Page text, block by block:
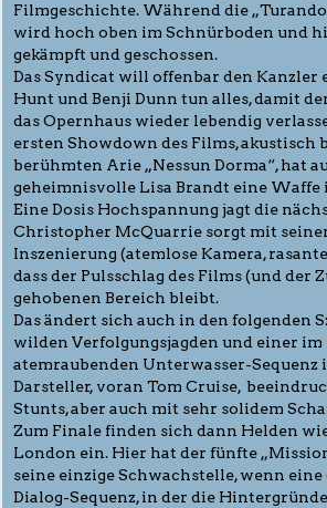
Filmgeschichte. Während die
wird hoch oben im Schnürboden und
gekämpft und geschossen.
Das Syndicat will offenbar den Kanzler
Hunt und Benji Dunn tun alles, damit
das Opernhaus wieder lebendig
ersten Showdown des Films, akustisch
berühmten Arie „Nessun Dorma“, hat
geheimnisvolle Lisa Brandt eine Waffe
Eine Dosis Hochspannung jagt die
Christopher McQuarrie sorgt mit
Inszenierung (atemlose Kamera,
dass der Pulsschlag des Films (und der
gehobenen Bereich bleibt.
Das ändert sich auch in den folgenden
wilden Verfolgungsjagden und einer
atemraubenden Unterwasser-Sequenz
Darsteller, voran Tom Cruise,
Stunts, aber auch mit sehr solidem
Zum Finale finden sich dann Helden
London ein. Hier hat der fünfte
seine einzige Schwachstelle, wenn
Dialog-Sequenz, in der die